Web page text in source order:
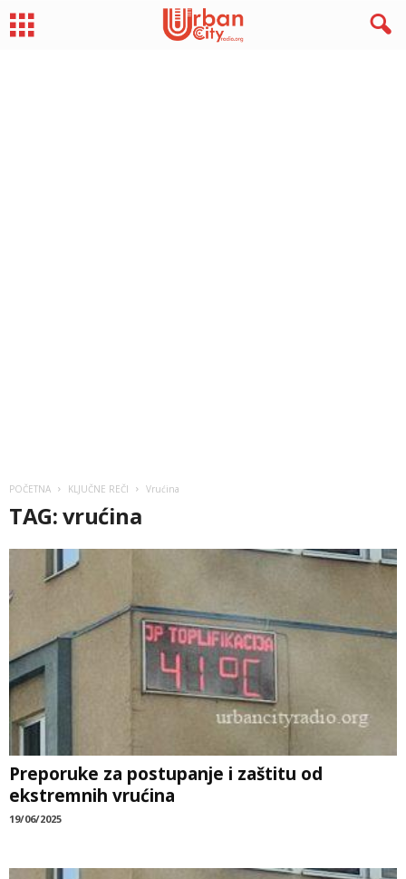
POČETNA KLJUČNE REČI Vrućina
TAG: vrućina
Preporuke za postupanje i zaštitu od
ekstremnih vrućina
19/06/2025